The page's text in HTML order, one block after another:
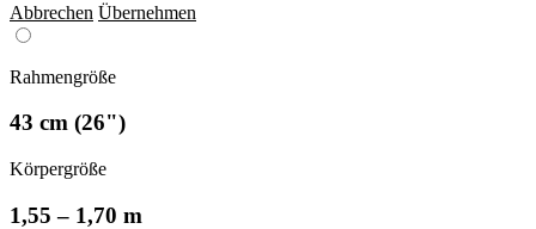
Abbrechen Übernehmen
Rahmengröße
43 cm (26")
Körpergröße
1,55 – 1,70 m